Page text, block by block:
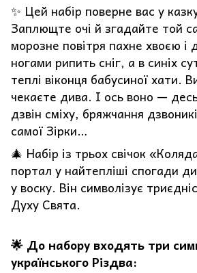
✨ Цей набір поверне вас у
Заплющте очі й згадайте той
морозне повітря пахне хвоєю і
ногами рипить сніг, а в синіх
теплі віконця бабусиної хати.
чекаєте дива. І ось воно —
дзвін сміху, бряжчання
самої Зірки…
🎄 Набір із трьох свічок
портал у найтепліші спогади
у воску. Він символізує
Духу Свята.
🌟 До набору входять три
українського Різдва: